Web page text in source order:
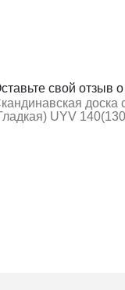
свой отзыв
доска
UYV